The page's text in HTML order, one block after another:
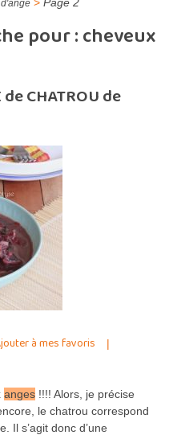
pour :cheveux
CHATROU de
à mes favoris
anges !!!! Alors, je précise
le chatrou correspond
Il s’agit donc d’une